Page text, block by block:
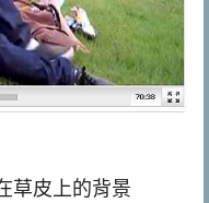
草皮上的背景